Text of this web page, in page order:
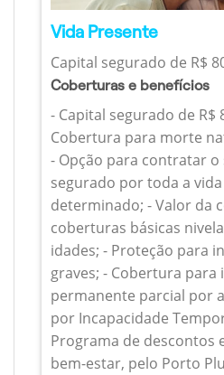
Vida Presente
Capital segurado de R$
Coberturas e benefícios
- Capital segurado de R$
Cobertura para morte
- Opção para contratar o
segurado por toda a
determinado; - Valor da
coberturas básicas
idades; - Proteção para
graves; - Cobertura para
permanente parcial por
por Incapacidade
Programa de descontos
bem-estar, pelo Porto